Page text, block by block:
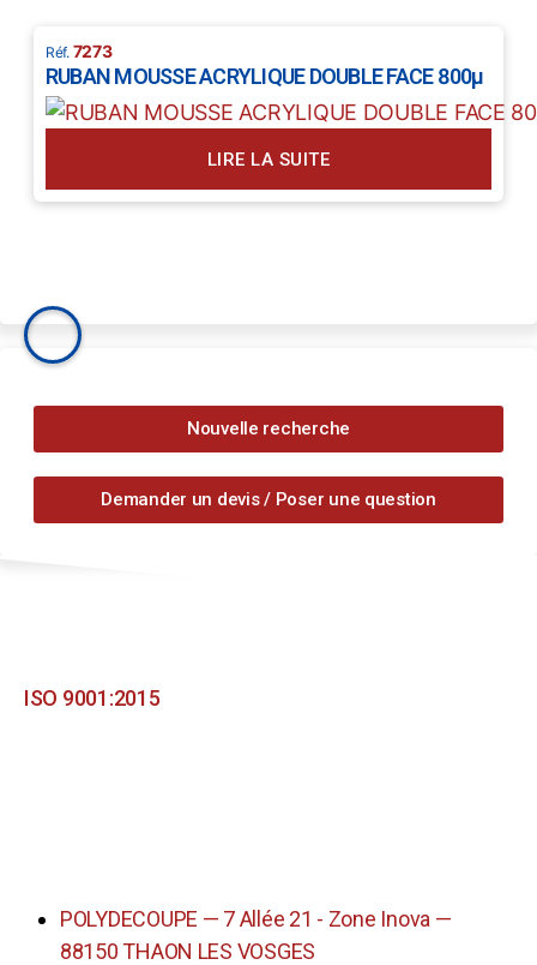
RUBAN MOUSSE ACRYLIQUE DOUBLE FACE 800µ
7273
LIRE LA SUITE
Nouvelle recherche
Demander un devis / Poser une question
ISO 9001:2015
POLYDECOUPE — 7 Allée 21 - Zone Inova —
88150 THAON LES VOSGES